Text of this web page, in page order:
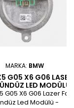
MARKA: BMW
G05 X6 G06 LASER
LED MODÜLÜ
63119477986
G05 X6 G06 Lazer Far
Led Modülü -